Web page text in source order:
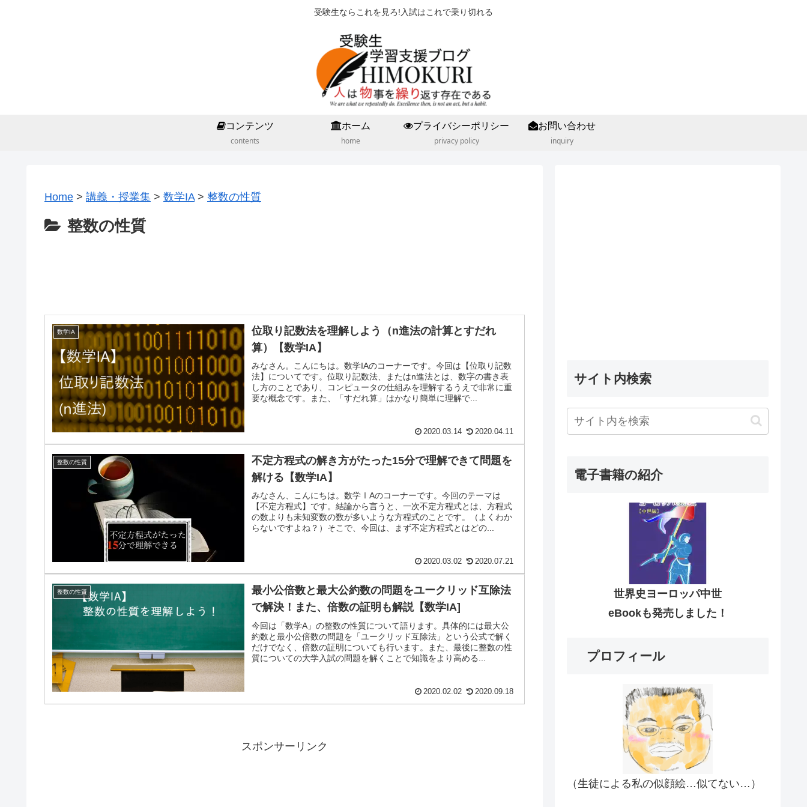
受験生ならこれを見ろ!入試はこれで乗り切れる
コンテンツ
contents
ホーム
home
プライバシーポリシー
privacy policy
お問い合わせ
inquiry
Home > 講義・授業集 > 数学IA> 整数の性質
整数の性質
数学IA
位取り記数法を理解しよう（n進法の計算とすだれ
算）【数学IA】
みなさん。こんにちは。数学IAのコーナーです。今回は【位取り記数
法】についてです。位取り記数法、またはn進法とは、数字の書き表
し方のことであり、コンピュータの仕組みを理解するうえで非常に重
要な概念です。また、「すだれ算」はかなり簡単に理解で...
2020.03.14 2020.04.11
整数の性質
不定方程式の解き方がたった15分で理解できて問題を
解ける【数学IA】
みなさん、こんにちは。数学ⅠAのコーナーです。今回のテーマは
【不定方程式】です。結論から言うと、一次不定方程式とは、方程式
の数よりも未知変数の数が多いような方程式のことです。（よくわか
らないですよね？）そこで、今回は、まず不定方程式とはどの...
2020.03.02 2020.07.21
整数の性質
最小公倍数と最大公約数の問題をユークリッド互除法
で解決！また、倍数の証明も解説【数学IA]
今回は「数学A」の整数の性質について語ります。具体的には最大公
約数と最小公倍数の問題を「ユークリッド互除法」という公式で解く
だけでなく、倍数の証明についても行います。また、最後に整数の性
質についての大学入試の問題を解くことで知識をより高める...
2020.02.02 2020.09.18
スポンサーリンク
サイト内検索
電子書籍の紹介
世界史ヨーロッパ中世
eBookも発売しました！
プロフィール
（生徒による私の似顔絵…似てない…）